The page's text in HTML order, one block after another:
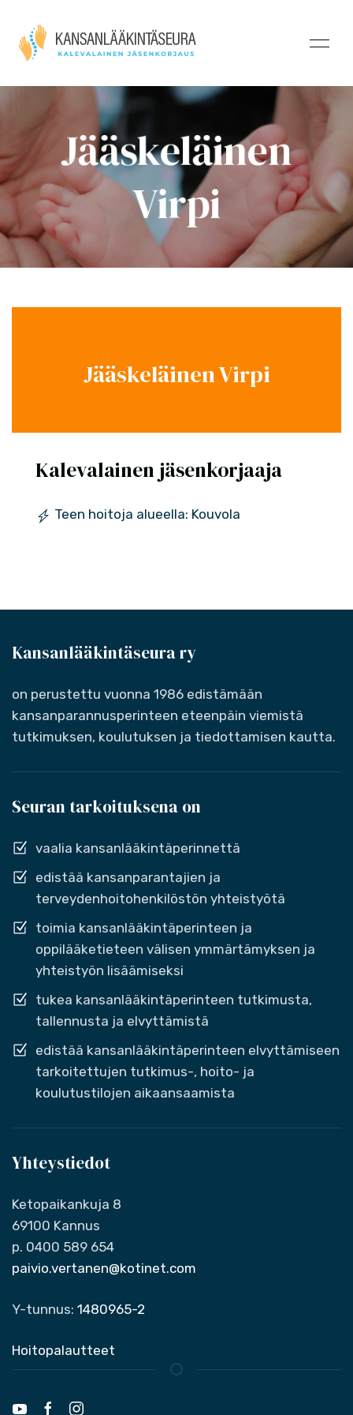
Jääskeläinen
Virpi
Jääskeläinen Virpi
Kalevalainen jäsenkorjaaja
Teen hoitoja alueella: Kouvola
Kansanlääkintäseura ry
on perustettu vuonna 1986 edistämään
kansanparannusperinteen eteenpäin viemistä
tutkimuksen, koulutuksen ja tiedottamisen kautta.
Seuran tarkoituksena on
vaalia kansanlääkintäperinnettä
edistää kansanparantajien ja
terveydenhoitohenkilöstön yhteistyötä
toimia kansanlääkintäperinteen ja
oppilääketieteen välisen ymmärtämyksen ja
yhteistyön lisäämiseksi
tukea kansanlääkintäperinteen tutkimusta,
tallennusta ja elvyttämistä
edistää kansanlääkintäperinteen elvyttämiseen
tarkoitettujen tutkimus-, hoito- ja
koulutustilojen aikaansaamista
Yhteystiedot
Ketopaikankuja 8
69100 Kannus
p. 0400 589 654
paivio.vertanen@kotinet.com
Y-tunnus: 1480965-2
Hoitopalautteet